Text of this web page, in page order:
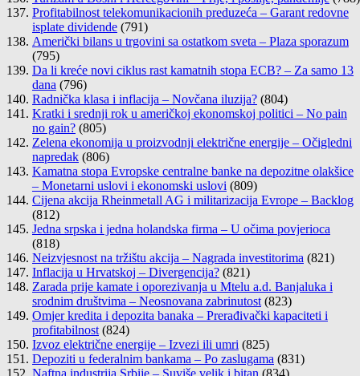
Profitabilnost telekomunikacionih preduzeća – Garant redovne
isplate dividende (791)
Američki bilans u trgovini sa ostatkom sveta – Plaza sporazum
(795)
Da li kreće novi ciklus rast kamatnih stopa ECB? – Za samo 13
dana (796)
Radnička klasa i inflacija – Novčana iluzija? (804)
Kratki i srednji rok u američkoj ekonomskoj politici – No pain
no gain? (805)
Zelena ekonomija u proizvodnji električne energije – Očigledni
napredak (806)
Kamatna stopa Evropske centralne banke na depozitne olakšice
– Monetarni uslovi i ekonomski uslovi (809)
Cijena akcija Rheinmetall AG i militarizacija Evrope – Backlog
(812)
Jedna srpska i jedna holandska firma – U očima povjerioca
(818)
Neizvjesnost na tržištu akcija – Nagrada investitorima (821)
Inflacija u Hrvatskoj – Divergencija? (821)
Zarada prije kamate i oporezivanja u Mtelu a.d. Banjaluka i
srodnim društvima – Neosnovana zabrinutost (823)
Omjer kredita i depozita banaka – Prerađivački kapaciteti i
profitabilnost (824)
Izvoz električne energije – Izvezi ili umri (825)
Depoziti u federalnim bankama – Po zaslugama (831)